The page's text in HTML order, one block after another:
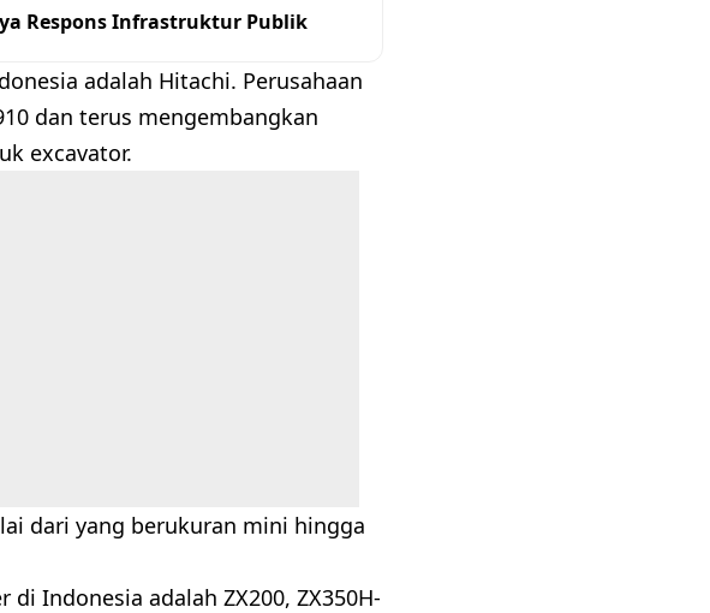
Respons Infrastruktur Publik
adalah Hitachi. Perusahaan
dan terus mengembangkan
excavator.
dari yang berukuran mini hingga
Indonesia adalah ZX200, ZX350H-